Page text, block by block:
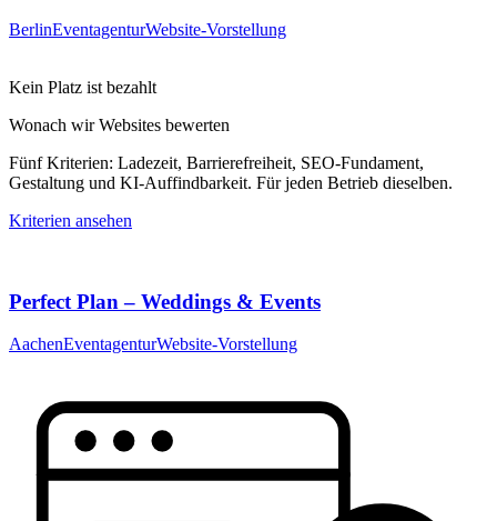
BerlinEventagenturWebsite-Vorstellung
Kein Platz ist bezahlt
Wonach wir Websites bewerten
Fünf Kriterien: Ladezeit, Barrierefreiheit, SEO-Fundament,
Gestaltung und KI-Auffindbarkeit. Für jeden Betrieb dieselben.
Kriterien ansehen
Perfect Plan – Weddings & Events
AachenEventagenturWebsite-Vorstellung